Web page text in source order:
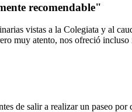
recomendable"
vistas a la Colegiata y al
muy atento, nos ofreció
de salir a realizar un paseo